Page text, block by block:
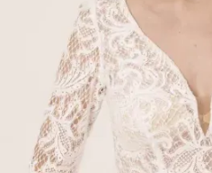
Passform:
Größen:
Produkttyp:
Verfügbarkeit:Kein
mit Anprobe in
Key